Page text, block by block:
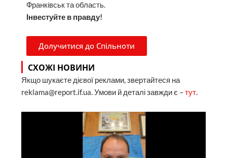
Франківськ та область.
Інвестуйте в правду!
Долучитися до Спільноти
СХОЖІ НОВИНИ
Якщо шукаєте дієвої реклами, звертайтеся на
reklama@report.if.ua. Умови й деталі завжди є –тут.